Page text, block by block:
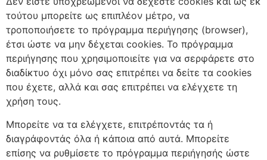
τούτου μπορείτε ως επιπλέον μέτρο, να
τροποποιήσετε το πρόγραμμα περιήγησης (browser),
έτσι ώστε να μην δέχεται cookies. Το πρόγραμμα
περιήγησης που χρησιμοποιείτε για να σερφάρετε στο
διαδίκτυο όχι μόνο σας επιτρέπει να δείτε τα cookies
που έχετε, αλλά και σας επιτρέπει να ελέγχετε τη
χρήση τους.
Μπορείτε να τα ελέγχετε, επιτρέποντάς τα ή
διαγράφοντάς όλα ή κάποια από αυτά. Μπορείτε
επίσης να ρυθμίσετε το πρόγραμμα περιήγησής ώστε